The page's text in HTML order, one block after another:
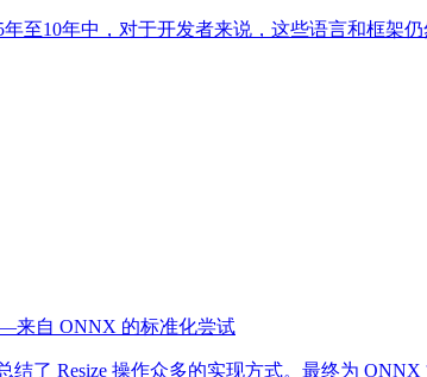
至10年中，对于开发者来说，这些语言和框架
来自 ONNX 的标准化尝试
了 Resize 操作众多的实现方式。最终为